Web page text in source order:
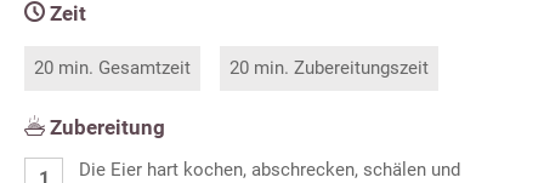
Zeit
20 min. Gesamtzeit 20 min. Zubereitungszeit
Zubereitung
Die Eier hart kochen, abschrecken, schälen und